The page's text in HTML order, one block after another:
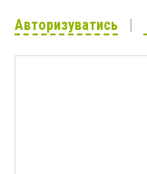
Авторизуватись